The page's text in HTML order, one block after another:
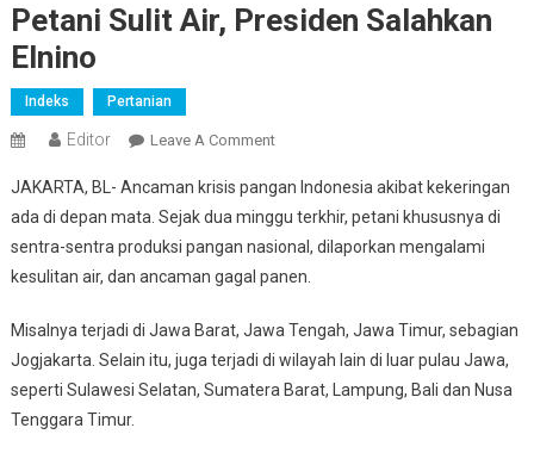
Petani Sulit Air, Presiden Salahkan
Elnino
Indeks Pertanian
Editor Leave A CommentOn
Sulit
Air,
Presiden
Salahkan
JAKARTA, BL- Ancaman krisis pangan Indonesia akibat kekeringan
ada di depan mata. Sejak dua minggu terkhir, petani khususnya di
sentra-sentra produksi pangan nasional, dilaporkan mengalami
kesulitan air, dan ancaman gagal panen.
Misalnya terjadi di Jawa Barat, Jawa Tengah, Jawa Timur, sebagian
Jogjakarta. Selain itu, juga terjadi di wilayah lain di luar pulau Jawa,
seperti Sulawesi Selatan, Sumatera Barat, Lampung, Bali dan Nusa
Tenggara Timur.